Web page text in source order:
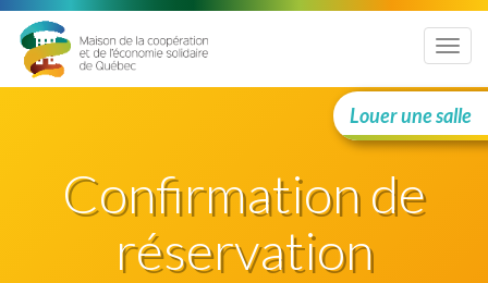
Menu
Louer une salle
Confirmation de
réservation